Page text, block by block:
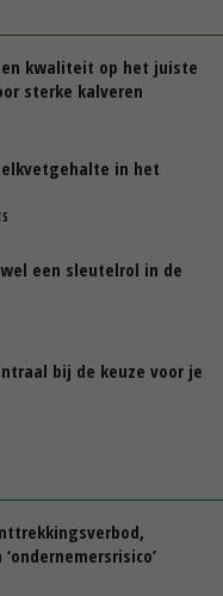
kwaliteit op het juiste
sterke kalveren
in het
een sleutelrol in de
bij de keuze voor je